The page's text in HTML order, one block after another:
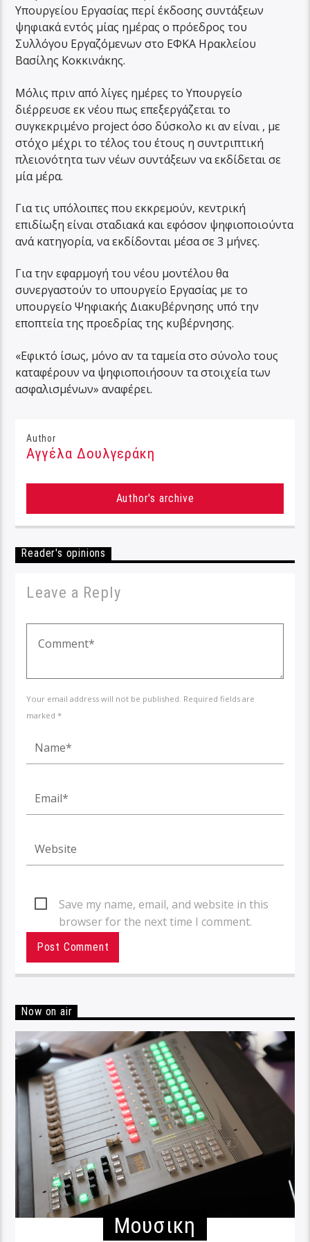
Υπουργείου Εργασίας περί έκδοσης συντάξεων
ψηφιακά εντός μίας ημέρας ο πρόεδρος του
Συλλόγου Εργαζόμενων στο ΕΦΚΑ Ηρακλείου
Βασίλης Κοκκινάκης.
Μόλις πριν από λίγες ημέρες το Υπουργείο
διέρρευσε εκ νέου πως επεξεργάζεται το
συγκεκριμένο project όσο δύσκολο κι αν είναι , με
στόχο μέχρι το τέλος του έτους η συντριπτική
πλειονότητα των νέων συντάξεων να εκδίδεται σε
μία μέρα.
Για τις υπόλοιπες που εκκρεμούν, κεντρική
επιδίωξη είναι σταδιακά και εφόσον ψηφιοποιούντα
ανά κατηγορία, να εκδίδονται μέσα σε 3 μήνες.
Για την εφαρμογή του νέου μοντέλου θα
συνεργαστούν το υπουργείο Εργασίας με το
υπουργείο Ψηφιακής Διακυβέρνησης υπό την
εποπτεία της προεδρίας της κυβέρνησης.
«Εφικτό ίσως, μόνο αν τα ταμεία στο σύνολο τους
καταφέρουν να ψηφιοποιήσουν τα στοιχεία των
ασφαλισμένων» αναφέρει.
Author
Αγγέλα Δουλγεράκη
Author's archive
Reader's opinions
Leave a Reply
Your email address will not be published. Required fields are
marked *
Save my name, email, and website in this
browser for the next time I comment.
Now on air
Μουσικη